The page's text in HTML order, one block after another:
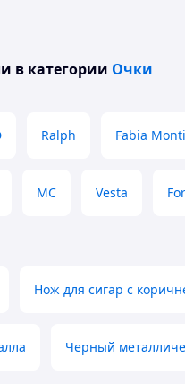
в категории Очки
Ralph Fabia Monti
MC Vesta
Нож для сигар с
Черный